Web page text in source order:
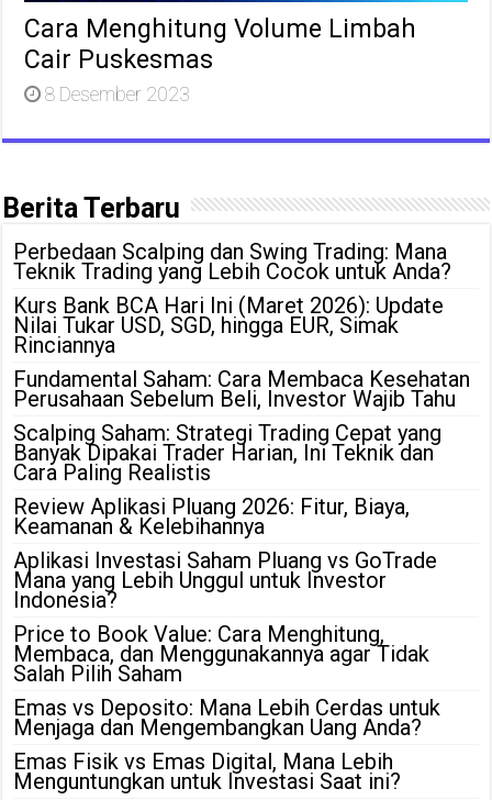
Cara Menghitung Volume Limbah
Cair Puskesmas
8 Desember 2023
Berita Terbaru
Perbedaan Scalping dan Swing Trading: Mana
Teknik Trading yang Lebih Cocok untuk Anda?
Kurs Bank BCA Hari Ini (Maret 2026): Update
Nilai Tukar USD, SGD, hingga EUR, Simak
Rinciannya
Fundamental Saham: Cara Membaca Kesehatan
Perusahaan Sebelum Beli, Investor Wajib Tahu
Scalping Saham: Strategi Trading Cepat yang
Banyak Dipakai Trader Harian, Ini Teknik dan
Cara Paling Realistis
Review Aplikasi Pluang 2026: Fitur, Biaya,
Keamanan & Kelebihannya
Aplikasi Investasi Saham Pluang vs GoTrade
Mana yang Lebih Unggul untuk Investor
Indonesia?
Price to Book Value: Cara Menghitung,
Membaca, dan Menggunakannya agar Tidak
Salah Pilih Saham
Emas vs Deposito: Mana Lebih Cerdas untuk
Menjaga dan Mengembangkan Uang Anda?
Emas Fisik vs Emas Digital, Mana Lebih
Menguntungkan untuk Investasi Saat ini?